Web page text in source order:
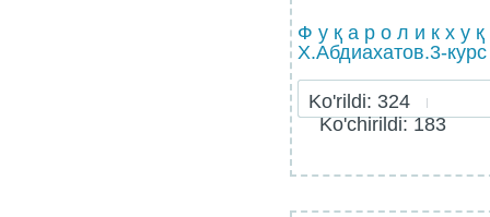
Ф у қ а р о л и к х у
Х.Абдиахатов.3-курс
Ko'rildi: 324
Ko'chirildi: 183